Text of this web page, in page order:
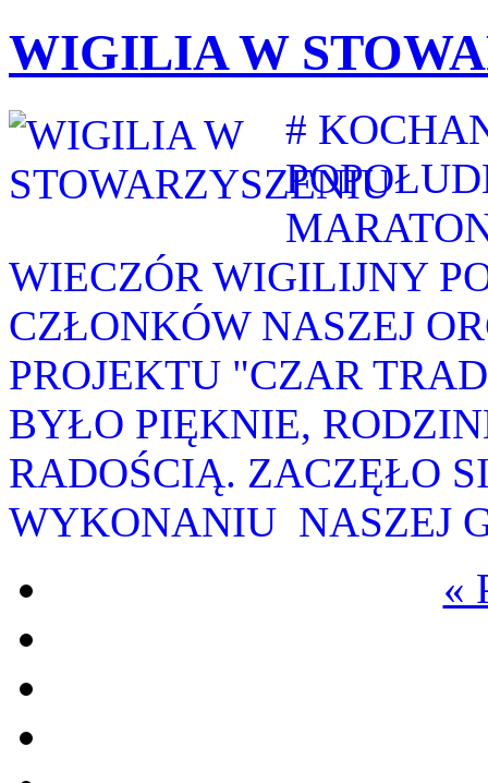
WIGILIA W
#
WIECZÓR WIGILIJNY
CZŁONKÓW NASZEJ
PROJEKTU "CZAR
BYŁO PIĘKNIE,
RADOŚCIĄ. ZACZĘŁO
WYKONANIU NASZEJ
«